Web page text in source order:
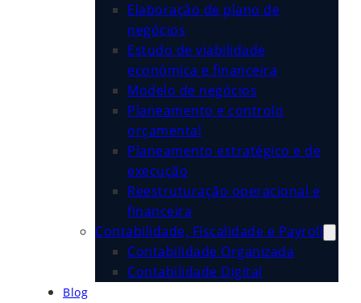
Elaboração de plano de
negócios
Estudo de viabilidade
económica e financeira
Modelo de negócios
Planeamento e controlo
orçamental
Planeamento estratégico e de
execução
Reestruturação operacional e
financeira
Contabilidade, Fiscalidade e Payroll
Contabilidade Organizada
Contabilidade Digital
Blog